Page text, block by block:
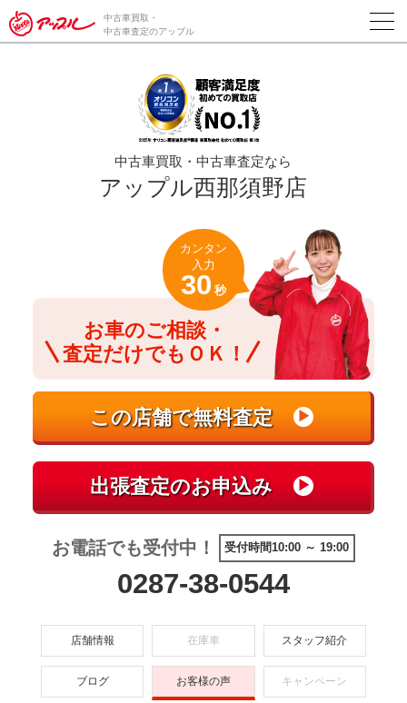
/*ABテスト_新規査定フォームの為のCVボタン*/
中古車買取・
中古車査定のアップル
中古車買取・中古車査定なら
アップル西那須野店
お車のご相談・
査定だけでもＯＫ！
カンタン
入力
30 秒
お電話でも受付中！ 受付時間10:00 ～ 19:00
0287-38-0544
店舗情報 在庫車 スタッフ紹介
ブログ お客様の声 キャンペーン